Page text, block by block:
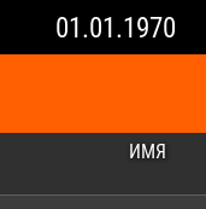
01.01.1970
ИМЯ